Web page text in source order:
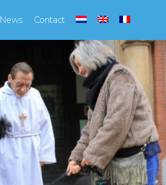
News Contact